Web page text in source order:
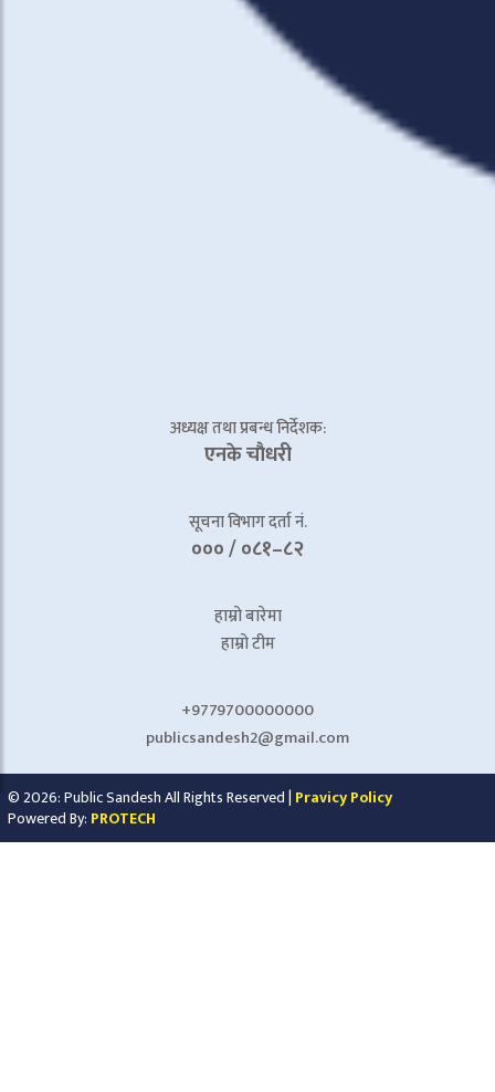
अध्यक्ष तथा प्रबन्ध निर्देशक:
एनके चाैधरी
सूचना विभाग दर्ता नं.
००० / ०८१–८२
हाम्रो बारेमा
हाम्रो टीम
+9779700000000
publicsandesh2@gmail.com
© 2026: Public Sandesh All Rights Reserved | Pravicy Policy
Powered By: PROTECH